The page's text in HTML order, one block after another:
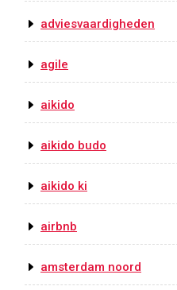
adviesvaardigheden
agile
aikido
aikido budo
aikido ki
airbnb
amsterdam noord